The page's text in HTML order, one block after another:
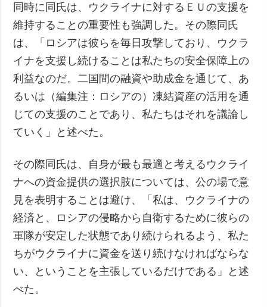
同時に同氏は、ウクライナに対するＥＵの支援を
維持することの重要性も強調した。その際同氏
は、「ロシアは彼らを毎日攻撃しており、ウクラ
イナを支援し続けることは私たちの安全保障上の
利益なのだ。二国間の融資や助成金を通じて、あ
るいは（編集注：ロシアの）凍結資産の活用を通
じての支援のことであり、私たちはそれを議論し
ていく」と述べた。
その際同氏は、自身が最も最適と考えるウクライ
ナへの資金提供の選択肢については、公の場で意
見を表明することは避け、「私は、ウクライナの
経済と、ロシアの侵略から自衛するために彼らの
軍隊が安定した状態であり続けられるよう、私た
ちがウクライナに資金を送り続けなければならな
い、ということを主張しているだけである」と述
べた。